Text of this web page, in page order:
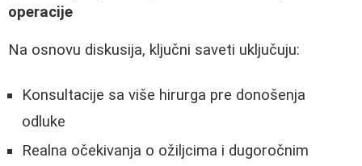
operacije
Na osnovu diskusija, ključni saveti uključuju:
Konsultacije sa više hirurga pre donošenja
odluke
Realna očekivanja o ožiljcima i dugoročnim